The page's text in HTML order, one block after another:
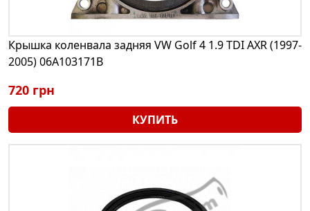
Крышка коленвала задняя VW Golf 4 1.9 TDI AXR (1997-
2005) 06A103171B
720 грн
КУПИТЬ